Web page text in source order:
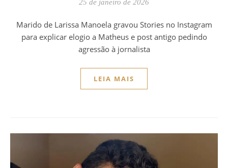
25 de janeiro de 2026
Marido de Larissa Manoela gravou Stories no Instagram
para explicar elogio a Matheus e post antigo pedindo
agressão à jornalista
LEIA MAIS